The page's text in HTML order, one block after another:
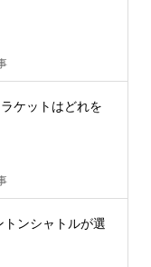
ケットはどれを
ンシャトルが選